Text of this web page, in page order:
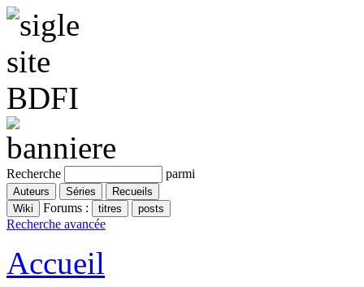
Recherche parmi
Forums :
Recherche avancée
Accueil